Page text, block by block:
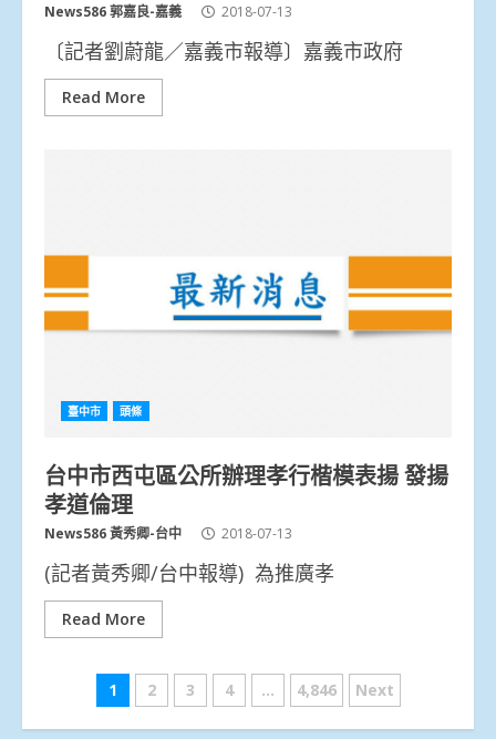
News586 郭嘉良-嘉義 2018-07-13
〔記者劉蔚龍／嘉義市報導〕嘉義市政府
Read More
臺中市 頭條
台中市西屯區公所辦理孝行楷模表揚 發揚
孝道倫理
News586 黃秀卿-台中 2018-07-13
(記者黃秀卿/台中報導) 為推廣孝
Read More
文
1 2 3 4 ... 4,846 Next